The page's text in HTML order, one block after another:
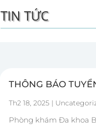
TIN TỨC
THÔNG BÁO
Th2 18, 2025 |
Phòng khám Đa khoa